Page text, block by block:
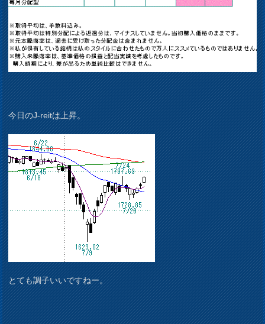
今日のJ-reitは上昇。
とても調子いいですねー。